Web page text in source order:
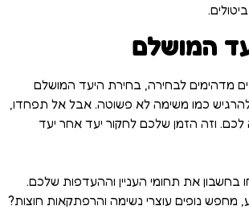
המושלם
מדהימים לבחירה, בחירת היעד המושלם
כמו משימה לא פשוטה. אבל אל תפחדו,
לכם. וזה הזמן שלכם לחקור יעד אחר יעד
בחשבון את תחומי העניין וההעדפות שלכם.
נופים עוצרי נשימה והרפתקאות חוצות?